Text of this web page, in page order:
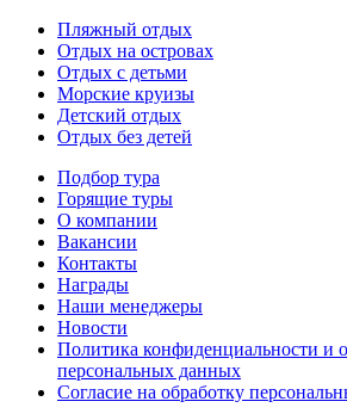
Пляжный отдых
Отдых на островах
Отдых с детьми
Морские круизы
Детский отдых
Отдых без детей
Подбор тура
Горящие туры
О компании
Вакансии
Контакты
Награды
Наши менеджеры
Новости
Политика конфиденциальности и
персональных данных
Согласие на обработку